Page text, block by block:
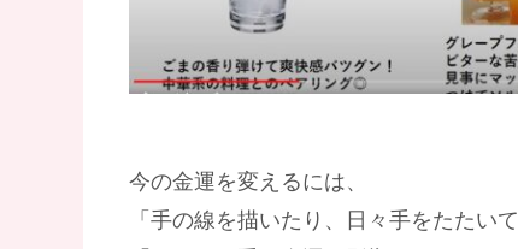
今の金運を変えるには、
「手の線を描いたり、日々手をたたい